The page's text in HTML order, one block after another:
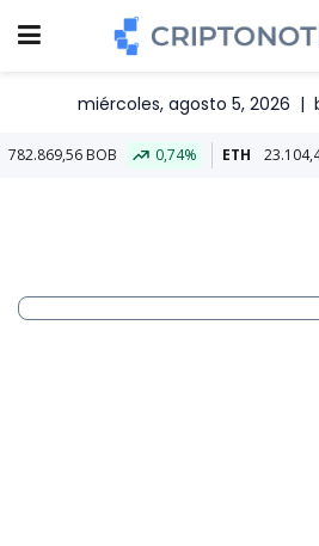
miércoles, agosto 5, 2026 |
0,74% ETH 23.104,46 BOB 2,17%